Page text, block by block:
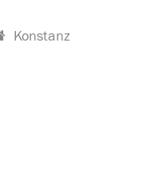
Konstanz